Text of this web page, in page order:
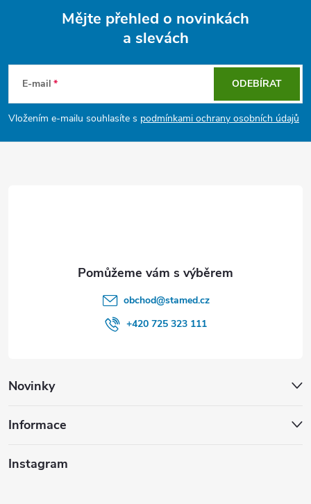
p
a
Mějte přehled o novinkách
a slevách
E-mail
Vložením e-mailu souhlasíte s podmínkami ochrany osobních údajů
ODEBÍRAT
Novinky
Informace
Instagram
obchod@stamed.cz
+420 725 323 111